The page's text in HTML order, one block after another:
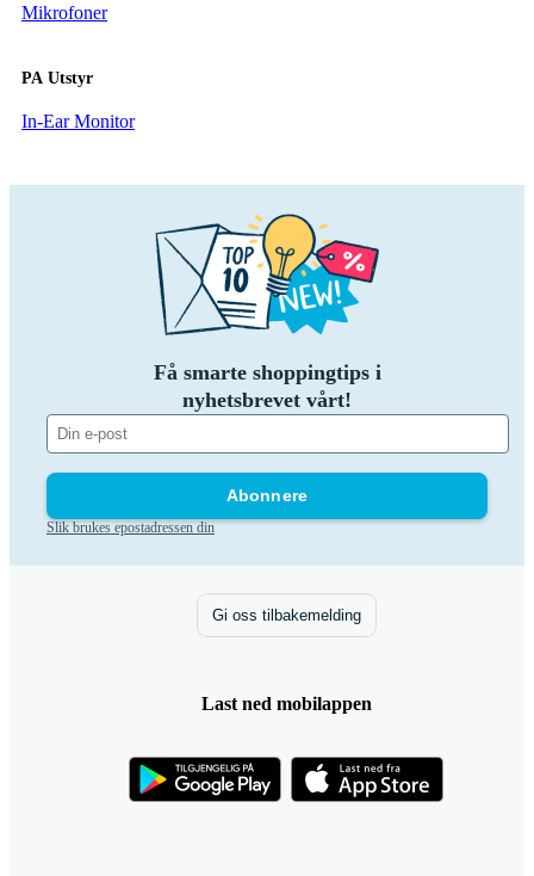
Mikrofoner
PA Utstyr
In-Ear Monitor
Få smarte shoppingtips i
nyhetsbrevet vårt!
Abonnere
Slik brukes epostadressen din
Gi oss tilbakemelding
Last ned mobilappen